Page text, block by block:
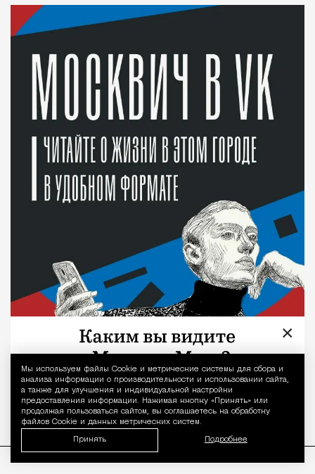
Уведомление
Мы используем файлы Сookie и метрические системы для сбора и
анализа информации о производительности и использовании сайта,
а также для улучшения и индивидуальной настройки
предоставления информации. Нажимая кнопку «Принять» или
продолжая пользоваться сайтом, вы соглашаетесь на обработку
файлов Cookie и данных метрических систем.
Принять Подробнее
×